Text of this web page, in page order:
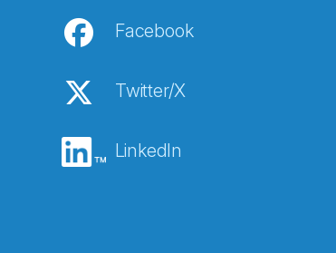
Facebook
Twitter/X
LinkedIn
Abonnér på